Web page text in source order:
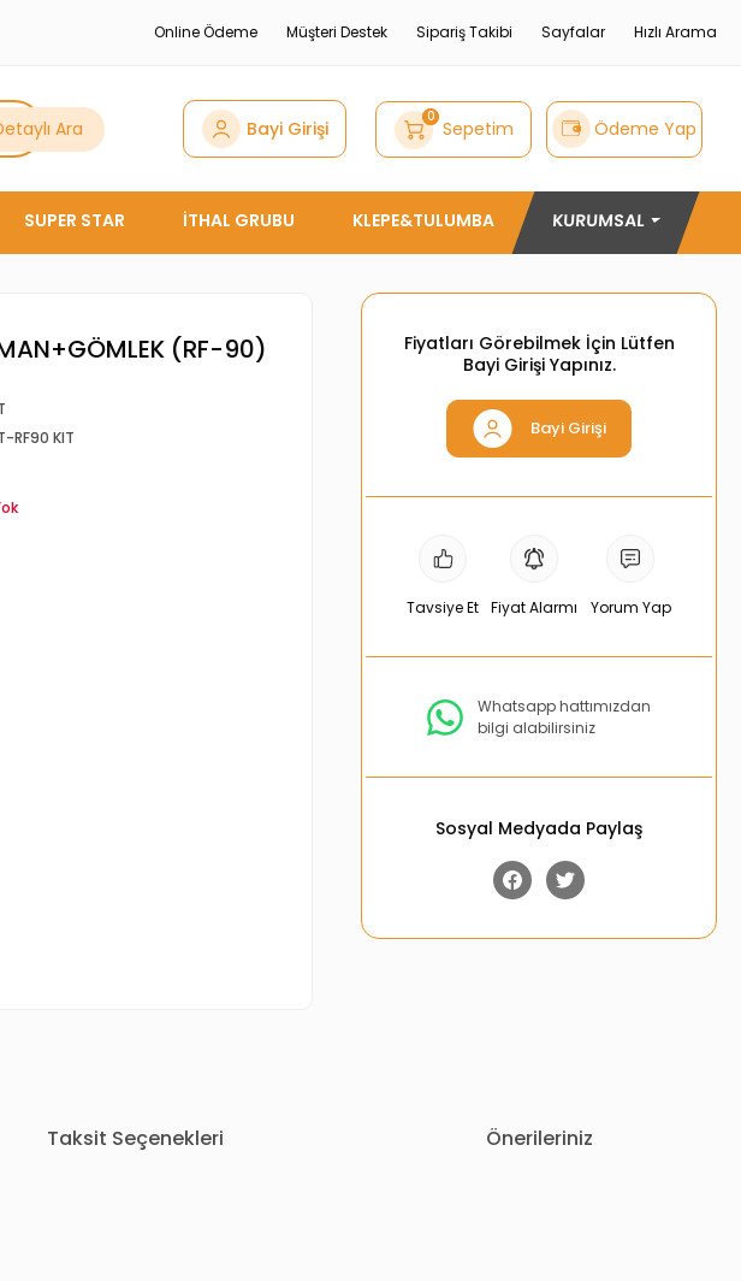
Online Ödeme Müşteri Destek Sipariş Takibi Sayfalar Hızlı Arama
Ara Bayi Girişi 0 Sepetim Ödeme Yap
SUPER STAR İTHAL GRUBU KLEPE&TULUMBA KURUMSAL
(RF-90)
RF90 KIT
Fiyatları Görebilmek İçin Lütfen
Bayi Girişi Yapınız.
Bayi Girişi
Tavsiye Et Fiyat Alarmı Yorum Yap
Whatsapp hattımızdan
bilgi alabilirsiniz
Sosyal Medyada Paylaş
Taksit Seçenekleri Önerileriniz